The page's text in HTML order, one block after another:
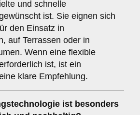
und schnelle
ist. Sie eignen sich
den Einsatz in
auf Terrassen oder in
Wenn eine flexible
ist, ist ein
klare Empfehlung.
ist besonders